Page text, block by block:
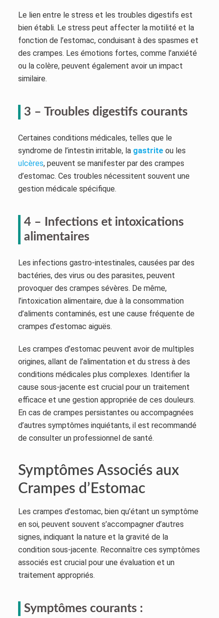
Le lien entre le stress et les troubles digestifs est
bien établi. Le stress peut affecter la motilité et la
fonction de l’estomac, conduisant à des spasmes et
des crampes. Les émotions fortes, comme l’anxiété
ou la colère, peuvent également avoir un impact
similaire.
3 – Troubles digestifs courants
Certaines conditions médicales, telles que le
syndrome de l’intestin irritable, la gastriteou les
ulcères, peuvent se manifester par des crampes
d’estomac. Ces troubles nécessitent souvent une
gestion médicale spécifique.
4 – Infections et intoxications
alimentaires
Les infections gastro-intestinales, causées par des
bactéries, des virus ou des parasites, peuvent
provoquer des crampes sévères. De même,
l’intoxication alimentaire, due à la consommation
d’aliments contaminés, est une cause fréquente de
crampes d’estomac aiguës.
Les crampes d’estomac peuvent avoir de multiples
origines, allant de l’alimentation et du stress à des
conditions médicales plus complexes. Identifier la
cause sous-jacente est crucial pour un traitement
efficace et une gestion appropriée de ces douleurs.
En cas de crampes persistantes ou accompagnées
d’autres symptômes inquiétants, il est recommandé
de consulter un professionnel de santé.
Symptômes Associés aux
Crampes d’Estomac
Les crampes d’estomac, bien qu’étant un symptôme
en soi, peuvent souvent s’accompagner d’autres
signes, indiquant la nature et la gravité de la
condition sous-jacente. Reconnaître ces symptômes
associés est crucial pour une évaluation et un
traitement appropriés.
Symptômes courants :